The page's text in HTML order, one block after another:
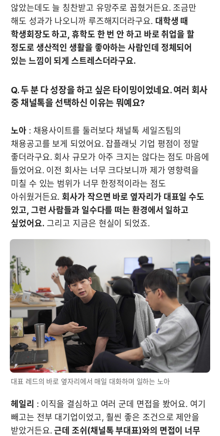
않았는데도 늘 칭찬받고 유망주로 꼽혔거든요. 조금만
해도 성과가 나오니까 루즈해지더라구요. 대학생 때
학생회장도 하고, 휴학도 한 번 안 하고 바로 취업을 할
정도로 생산적인 생활을 좋아하는 사람인데 정체되어
있는 느낌이 되게 스트레스더라구요.
Q. 두 분 다 성장을 하고 싶은 타이밍이었네요. 여러 회사
중 채널톡을 선택하신 이유는 뭐예요?
노아 : 채용사이트를 둘러보다 채널톡 세일즈팀의
채용공고를 보게 되었어요. 잡플래닛 기업 평점이 정말
좋더라구요. 회사 규모가 아주 크지는 않다는 점도 마음에
들었어요. 이전 회사는 너무 크다보니까 제가 영향력을
미칠 수 있는 범위가 너무 한정적이라는 점도
아쉬웠거든요. 회사가 작으면 바로 옆자리가 대표일 수도
있고, 그런 사람들과 일수다를 떠는 환경에서 일하고
싶었어요. 그리고 지금은 현실이 되었죠.
대표 레드의 바로 옆자리에서 매일 대화하며 일하는 노아
헤일리 : 이직을 결심하고 여러 군데 면접을 봤어요. 여기
빼고는 전부 대기업이었고, 훨씬 좋은 조건으로 제안을
받았거든요. 근데 조쉬(채널톡 부대표)와의 면접이 너무